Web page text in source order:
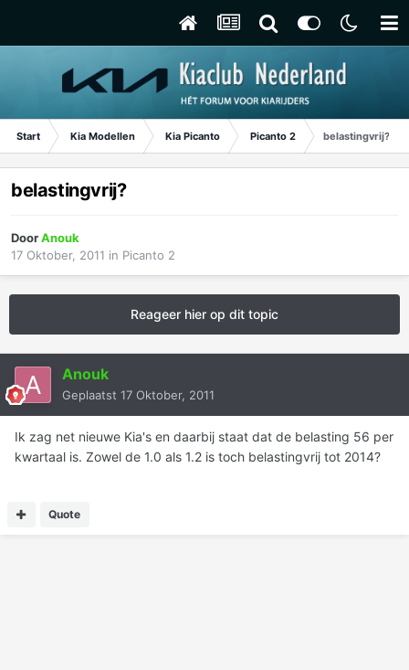
Start Kia Modellen Kia Picanto Picanto 2 belastingvrij?
belastingvrij?
DoorAnouk
17 Oktober, 2011 in Picanto 2
Reageer hier op dit topic
Anouk
Geplaatst 17 Oktober, 2011
Ik zag net nieuwe Kia's en daarbij staat dat de belasting 56 per
kwartaal is. Zowel de 1.0 als 1.2 is toch belastingvrij tot 2014?
Quote